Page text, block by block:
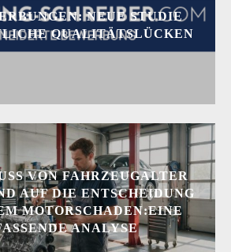
NEUE STUDIE
QUALITÄTSLÜCKEN
VON FAHRZEUGALTER
AUF DIE ENTSCHEIDUNG
MOTORSCHADEN:EINE
ANALYSE